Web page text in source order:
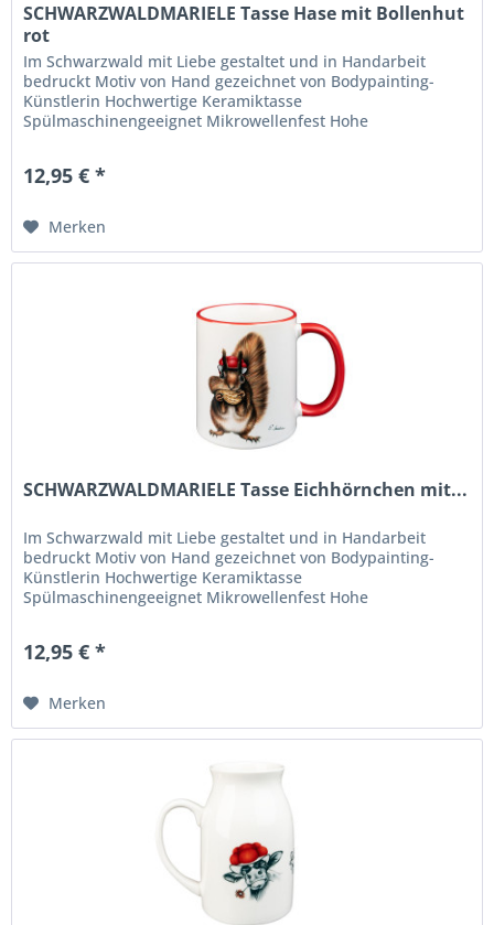
SCHWARZWALDMARIELE Tasse Hase mit Bollenhut
rot
Im Schwarzwald mit Liebe gestaltet und in Handarbeit
bedruckt Motiv von Hand gezeichnet von Bodypainting-
Künstlerin Hochwertige Keramiktasse
Spülmaschinengeeignet Mikrowellenfest Hohe
12,95 € *
Merken
SCHWARZWALDMARIELE Tasse Eichhörnchen mit...
Im Schwarzwald mit Liebe gestaltet und in Handarbeit
bedruckt Motiv von Hand gezeichnet von Bodypainting-
Künstlerin Hochwertige Keramiktasse
Spülmaschinengeeignet Mikrowellenfest Hohe
12,95 € *
Merken